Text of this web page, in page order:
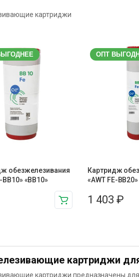
картриджи
обезжелезивания
BB10» «BB10»
ОПТ
Картридж
«AWT FE-
1 403 ₽
картриджи
картриджи предназначены для